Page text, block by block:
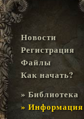
Новости
Регистрация
Файлы
Как начать?
» Библиотека
» Информация